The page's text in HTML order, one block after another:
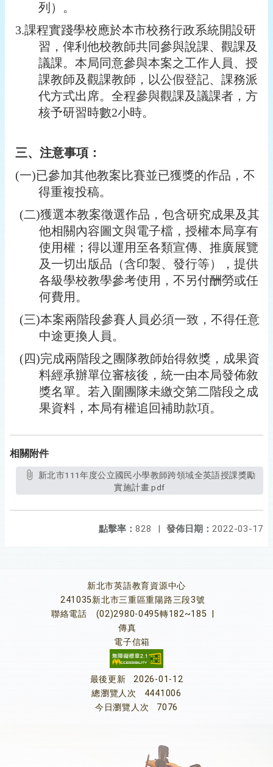
列）。
3.課程實踐學校應於本市校務行政系統開設研
習，俾利他校教師共同參與說課、觀課及
議課。本局同意參與本案之工作人員、授
課教師及觀課教師，以公假登記、課務派
代方式出席。全程參與觀課及議課者，方
核予研習時數2小時。
三、注意事項：
(一)已參加其他教案比賽並已獲獎的作品，不
得重複投稿。
(二)獲選本教案徵選作品，包含研究成果及其
他相關內容圖文與電子檔，授權本局享有
使用權；得以運用至各類宣傳、推廣展覽
及一切出版品（含印製、發行等），提供
各級學校教學參考使用，不另付酬勞或任
何費用。
(三)本案兩階段參賽人員必須一致，不得任意
中途更換人員。
( 四)完成兩階段之團隊教師始得敘獎，成果資
料經承辦單位審核後，統一由本局發佈敘
獎名單。若入圍團隊未繳交第二階段之成
果資料，本局有權追回補助款項。
相關附件
實施計畫.pdf
發佈日期： 2022-03-17
點擊率： 828 |
新北市英語教育資源中心
241035新北市三重區重陽路三段3號
聯絡電話
(02)2980-0495轉182~185
傳真
電子信箱
最後更新
2026-01-12
總瀏覽人次
4441006
今日瀏覽人次
7076